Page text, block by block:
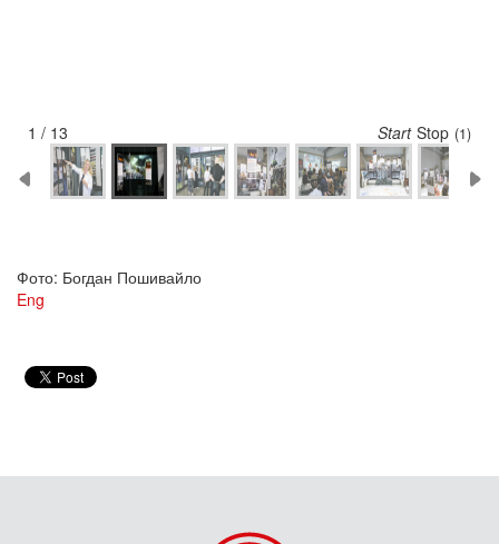
2 / 13 Start Stop (5)
Фото: Богдан Пошивайло
Eng